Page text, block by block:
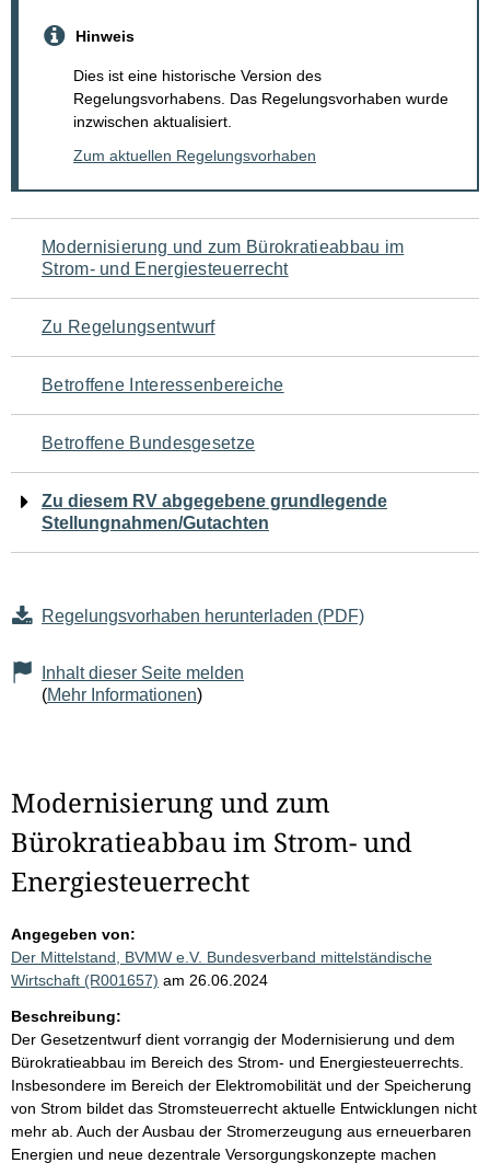
Hinweis
Dies ist eine historische Version des
Regelungsvorhabens. Das Regelungsvorhaben wurde
inzwischen aktualisiert.
Zum aktuellen Regelungsvorhaben
Navigation
für
den
Seiteninhalt
Modernisierung und zum Bürokratieabbau im
Strom- und Energiesteuerrecht
Zu Regelungsentwurf
Betroffene Interessenbereiche
Betroffene Bundesgesetze
Zu diesem RV abgegebene grundlegende
Stellungnahmen/Gutachten
Regelungsvorhaben herunterladen (PDF)
Inhalt dieser Seite melden
(Mehr Informationen)
Modernisierung und zum
Bürokratieabbau im Strom- und
Energiesteuerrecht
Angegeben von:
Der Mittelstand, BVMW e.V. Bundesverband mittelständische
Wirtschaft (R001657) am 26.06.2024
Beschreibung:
Der Gesetzentwurf dient vorrangig der Modernisierung und dem
Bürokratieabbau im Bereich des Strom- und Energiesteuerrechts.
Insbesondere im Bereich der Elektromobilität und der Speicherung
von Strom bildet das Stromsteuerrecht aktuelle Entwicklungen nicht
mehr ab. Auch der Ausbau der Stromerzeugung aus erneuerbaren
Energien und neue dezentrale Versorgungskonzepte machen